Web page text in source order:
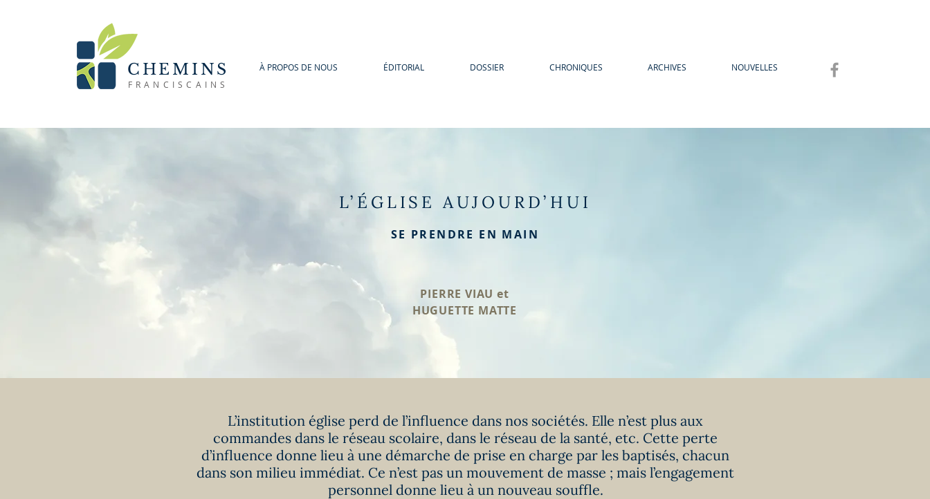
CHEMINS
FRANCISCAINS
À PROPOS DE NOUS ÉDITORIAL DOSSIER CHRONIQUES ARCHIVES NOUVELLES
L’ÉGLISE AUJOURD’HUI
SE PRENDRE EN MAIN
PIERRE VIAU et
HUGUETTE MATTE
L’institution église perd de l’influence dans nos sociétés. Elle n’est plus aux
commandes dans le réseau scolaire, dans le réseau de la santé, etc. Cette perte
d’influence donne lieu à une démarche de prise en charge par les baptisés, chacun
dans son milieu immédiat. Ce n’est pas un mouvement de masse ; mais l’engagement
personnel donne lieu à un nouveau souffle.